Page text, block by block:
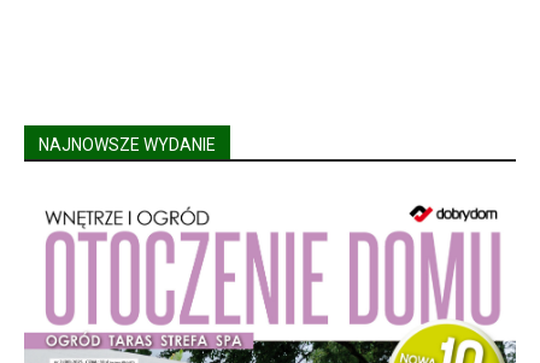
NAJNOWSZE WYDANIE